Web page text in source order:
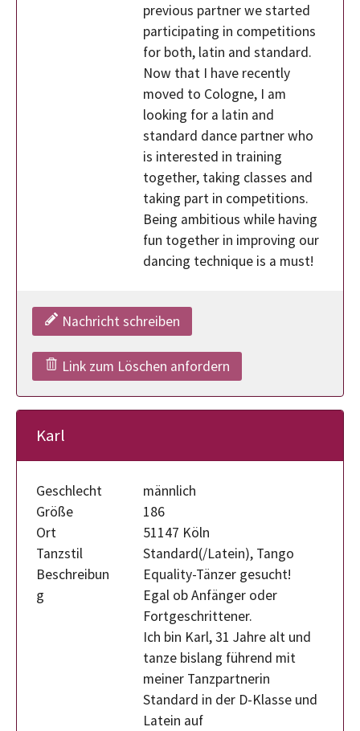
previous partner we started
participating in competitions
for both, latin and standard.
Now that I have recently
moved to Cologne, I am
looking for a latin and
standard dance partner who
is interested in training
together, taking classes and
taking part in competitions.
Being ambitious while having
fun together in improving our
dancing technique is a must!
Nachricht schreiben
Link zum Löschen anfordern
Karl
Geschlecht
männlich
Größe
186
Ort
51147 Köln
Tanzstil
Standard(/Latein), Tango
Beschreibun
g
Equality-Tänzer gesucht!
Egal ob Anfänger oder
Fortgeschrittener.
Ich bin Karl, 31 Jahre alt und
tanze bislang führend mit
meiner Tanzpartnerin
Standard in der D-Klasse und
Latein auf